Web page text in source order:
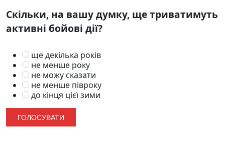
Скільки, на вашу думку, ще триватимуть
активні бойові дії?
ще декілька років
не менше року
не можу сказати
не менше півроку
до кінця цієї зими